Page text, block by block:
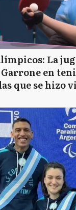
La
en
que se hizo